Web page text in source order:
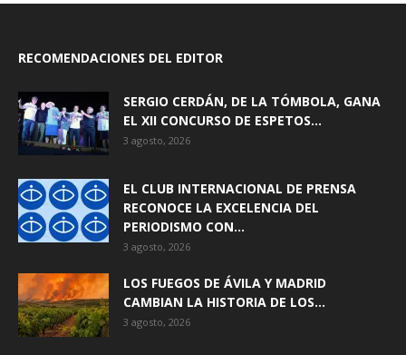
RECOMENDACIONES DEL EDITOR
SERGIO CERDÁN, DE LA TÓMBOLA, GANA
EL XII CONCURSO DE ESPETOS...
3 agosto, 2026
EL CLUB INTERNACIONAL DE PRENSA
RECONOCE LA EXCELENCIA DEL
PERIODISMO CON...
3 agosto, 2026
LOS FUEGOS DE ÁVILA Y MADRID
CAMBIAN LA HISTORIA DE LOS...
3 agosto, 2026